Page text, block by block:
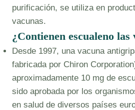
purificación, se utiliza en
vacunas.
¿Contienen escualeno las
Desde 1997, una vacuna
fabricada por Chiron
aproximadamente 10 mg de
sido aprobada por los
en salud de diversos países